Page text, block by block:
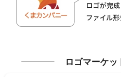
ロゴマーケ